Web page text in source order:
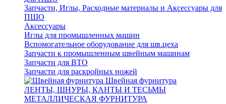
Запчасти, Иглы, Расходные материалы и Аксессуары для
ПШО
Аксессуары
Иглы для промышленных машин
Вспомогательное оборудование для шв.цеха
Запчасти к промышленным швейным машинам
Запчасти для ВТО
Запчасти для раскройных ножей
Швейная фурнитура
ЛЕНТЫ, ШНУРЫ, КАНТЫ И ТЕСЬМЫ
МЕТАЛЛИЧЕСКАЯ ФУРНИТУРА